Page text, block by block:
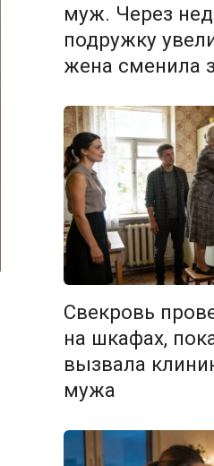
муж. Через
подружку
жена сменила
Свекровь
на шкафах,
вызвала
мужа